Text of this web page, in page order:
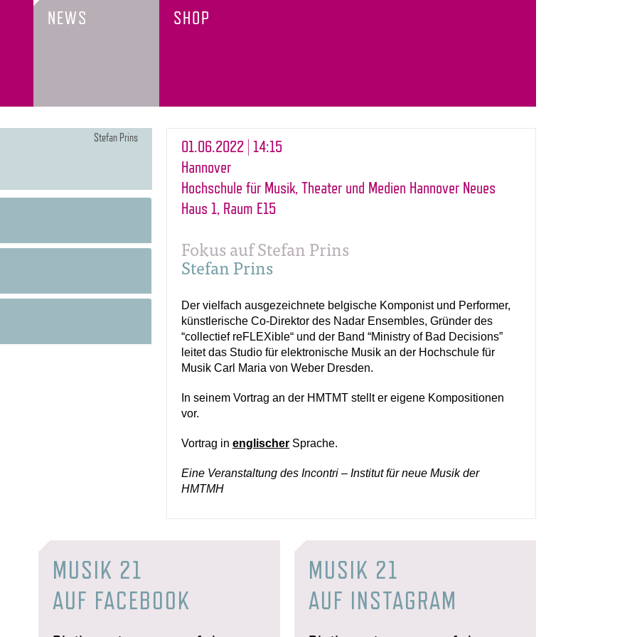
NEWS SHOP
Stefan Prins
01.06.2022 | 14:15
Hannover
Hochschule für Musik, Theater und Medien Hannover Neues
Haus 1, Raum E15
Fokus auf Stefan Prins
Stefan Prins
Der vielfach ausgezeichnete belgische Komponist und Performer,
künstlerische Co-Direktor des Nadar Ensembles, Gründer des
“collectief reFLEXible“ und der Band “Ministry of Bad Decisions”
leitet das Studio für elektronische Musik an der Hochschule für
Musik Carl Maria von Weber Dresden.
In seinem Vortrag an der HMTMT stellt er eigene Kompositionen
vor.
Vortrag in englischer Sprache.
Eine Veranstaltung des Incontri – Institut für neue Musik der
HMTMH
MUSIK 21
AUF FACEBOOK
MUSIK 21
AUF INSTAGRAM